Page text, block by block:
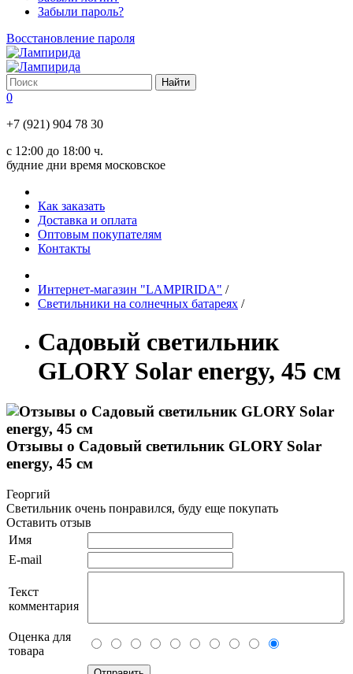
Забыли пароль?
Восстановление пароля
0
+7 (921) 904 78 30
с 12:00 до 18:00 ч.
будние дни время московское
Как заказать
Доставка и оплата
Оптовым покупателям
Контакты
Интернет-магазин "LAMPIRIDA" /
Светильники на солнечных батареях /
Садовый светильник
GLORY Solar energy, 45 см
Отзывы о Садовый светильник GLORY Solar
energy, 45 см
Георгий
Светильник очень понравился, буду еще покупать
Оставить отзыв
Имя
E-mail
Текст
комментария
Оценка для
товара